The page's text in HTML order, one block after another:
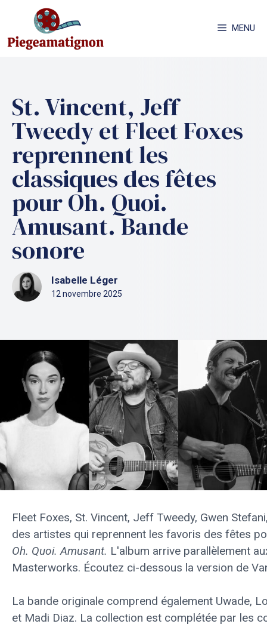
contenu
MENU
St. Vincent, Jeff
Tweedy et Fleet Foxes
reprennent les
classiques des fêtes
pour Oh. Quoi.
Amusant. Bande
sonore
Isabelle Léger
12 novembre 2025
Fleet Foxes, St. Vincent, Jeff Tweedy, Gwen
des artistes qui reprennent les favoris des fêtes
Oh. Quoi. Amusant. L'album arrive parallèlement
Masterworks. Écoutez ci-dessous la version de
La bande originale comprend également Uwade,
et Madi Diaz. La collection est complétée par les